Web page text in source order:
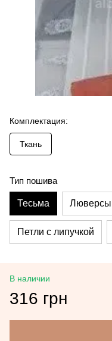
Комплектация:
Ткань
Тип пошива
Тесьма Люверсы
Петли с липучкой
В наличии
316 грн